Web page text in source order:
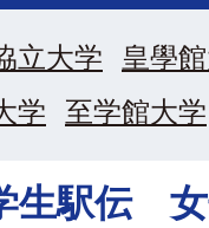
立大学
皇學
学 至学館大学
生駅伝